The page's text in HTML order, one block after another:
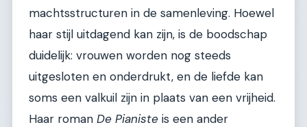
machtsstructuren in de samenleving. Hoewel
haar stijl uitdagend kan zijn, is de boodschap
duidelijk: vrouwen worden nog steeds
uitgesloten en onderdrukt, en de liefde kan
soms een valkuil zijn in plaats van een vrijheid.
Haar roman De Pianiste is een ander